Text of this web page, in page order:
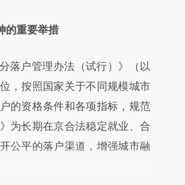
的重要举措
户管理办法（试行）》（以
，按照国家关于不同规模城市
的资格条件和各项指标，规范
为长期在京合法稳定就业、合
公平的落户渠道，增强城市融